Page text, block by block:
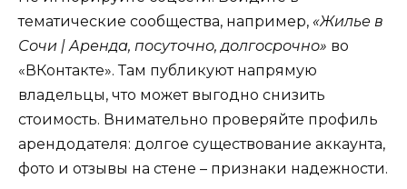
тематические сообщества, например, «Жилье в
Сочи | Аренда, посуточно, долгосрочно» во
«ВКонтакте». Там публикуют напрямую
владельцы, что может выгодно снизить
стоимость. Внимательно проверяйте профиль
арендодателя: долгое существование аккаунта,
фото и отзывы на стене – признаки надежности.